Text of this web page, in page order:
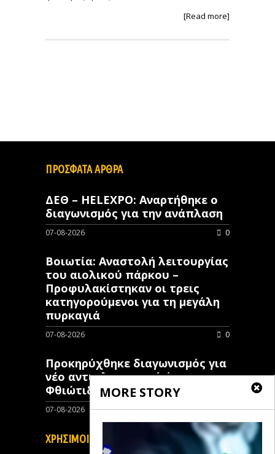
[Read more]
MORE STORY
ΠΡΟΣΦΑΤΑ ΑΡΘΡΑ
ΔΕΘ – HELEXPO: Αναρτήθηκε ο
διαγωνισμός για την ανάπλαση
07-08-2026 0
Βοιωτία: Αναστολή λειτουργίας
του αιολικού πάρκου –
Προφυλακίστηκαν οι τρεις
κατηγορούμενοι για τη μεγάλη
πυρκαγιά
07-08-2026 0
Προκηρύχθηκε διαγωνισμός για
νέo αντιπλημμυρικό έργο στη
Φθιώτιδα
07-08-2026 0
ΧΡΗΣΙΜΟΙ ΣΥΝΔΕΣΜΟΙ